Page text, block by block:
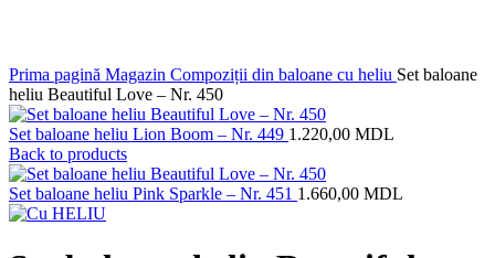
Prima pagină Magazin Compoziții din baloane cu heliu Set baloane
heliu Beautiful Love – Nr. 450
Set baloane heliu Lion Boom – Nr. 449 1.220,00 MDL
Back to products
Set baloane heliu Pink Sparkle – Nr. 451 1.660,00 MDL